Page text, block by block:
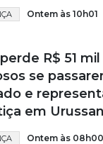
Ontem às 10h01
R$ 51
se
e
em
Ontem às 08h00